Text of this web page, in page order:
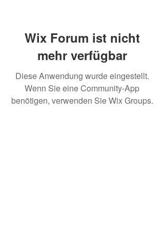
Wix Forum ist nicht
mehr verfügbar
Diese Anwendung wurde eingestellt.
Wenn Sie eine Community-App
benötigen, verwenden Sie Wix Groups.